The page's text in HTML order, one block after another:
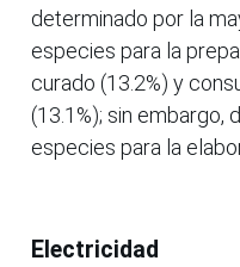
determinado por la
especies para la
curado (13.2%) y
(13.1%); sin embargo,
especies para la
Electricidad